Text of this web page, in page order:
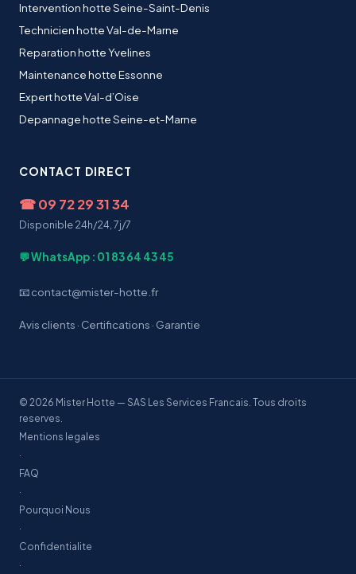
Intervention hotte Seine-Saint-Denis
Technicien hotte Val-de-Marne
Reparation hotte Yvelines
Maintenance hotte Essonne
Expert hotte Val-d’Oise
Depannage hotte Seine-et-Marne
CONTACT DIRECT
☎09 72 29 31 34
Disponible 24h/24, 7j/7
💬 WhatsApp : 01 83 64 43 45
📧 contact@mister-hotte.fr
Avis clients · Certifications · Garantie
© 2026 Mister Hotte — SAS Les Services Francais. Tous droits
reserves.
Mentions legales
·
FAQ
·
Pourquoi Nous
·
Confidentialite
·